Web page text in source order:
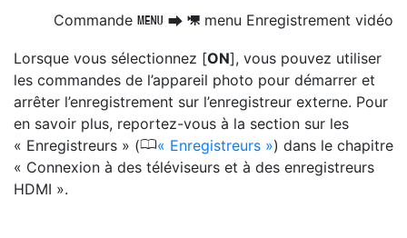
Commande G U 1 menu Enregistrement vidéo
Lorsque vous sélectionnez [ON], vous pouvez utiliser
les commandes de l’appareil photo pour démarrer et
arrêter l’enregistrement sur l’enregistreur externe. Pour
en savoir plus, reportez-vous à la section sur les
« Enregistreurs » (0 Enregistreurs
) dans le chapitre
« Connexion à des téléviseurs et à des enregistreurs
HDMI ».